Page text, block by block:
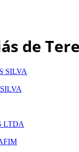
de
SILVA
LTDA